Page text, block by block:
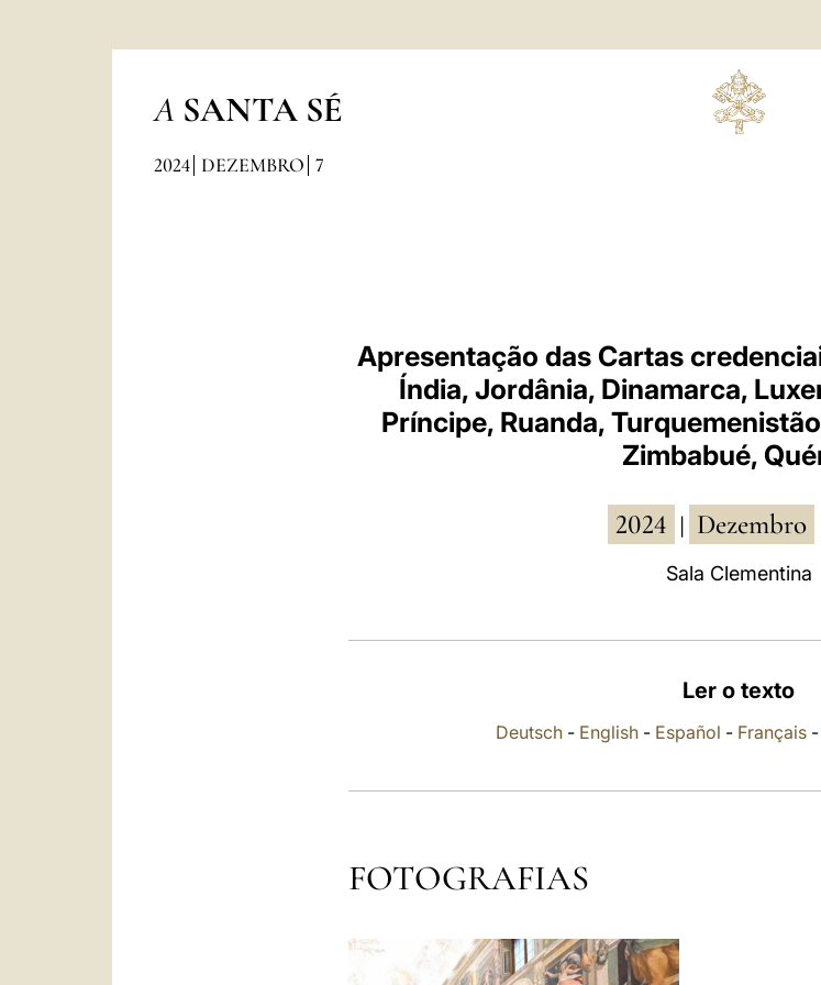
A SANTA SÉ
2024 DEZEMBRO 7
Apresentação das Cartas
Índia, Jordânia, Dinamarca,
Príncipe, Ruanda,
Zimbabué,
2024 Dezembro
Sala Clementina
Ler o texto
Deutsch- English- Español - Français-
FOTOGRAFIAS